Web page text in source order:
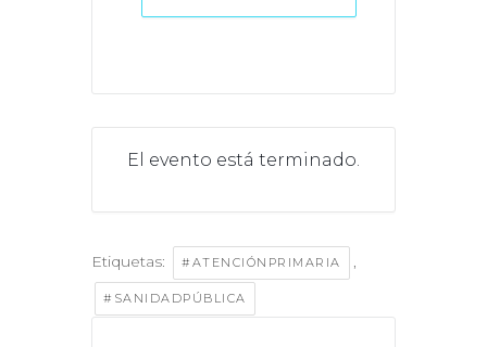
El evento está terminado.
Etiquetas: #ATENCIÓNPRIMARIA
#SANIDADPÚBLICA